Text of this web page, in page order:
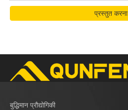
प्रस्तुत करना
बुद्धिमान प्रौद्योगिकी